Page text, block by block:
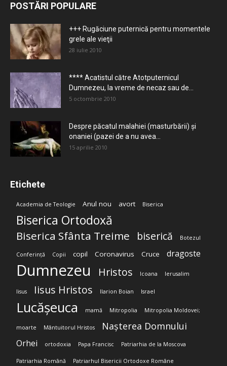
POSTĂRI POPULARE
+++ Rugăciune puternică pentru momentele
grele ale vieţii
28 iulie 2010
**** Acatistul către Atotputernicul
Dumnezeu, la vreme de necaz sau de...
5 octombrie 2010
Despre păcatul malahiei (masturbării) şi
onaniei (pazei de a nu avea...
15 aprilie 2010
Etichete
Academia de Teologie Anul nou avort Biserica
Biserica Ortodoxă
Biserica Sfânta Treime biserică Botezul
Conferință Copii copil Coronavirus Cruce dragoste
Dumnezeu Hristos Icoana Ierusalim
Iisus Iisus Hristos Ilarion Boian Israel
Lucășeuca mamă Mitropolia Mitropolia Moldovei;
moarte Mântuitorul Hristos Nașterea Domnului
Orhei ortodoxia Papa Francisc Patriarhia de la Moscova
Patriarhia Română Patriarhul Bisericii Ortodoxe Române